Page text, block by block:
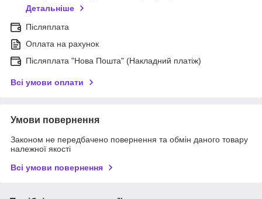
Детальніше
Післяплата
Оплата на рахунок
Післяплата "Нова Пошта" (Накладний платіж)
Всі умови оплати
Умови повернення
Законом не передбачено повернення та обмін даного товару
належної якості
Всі умови повернення